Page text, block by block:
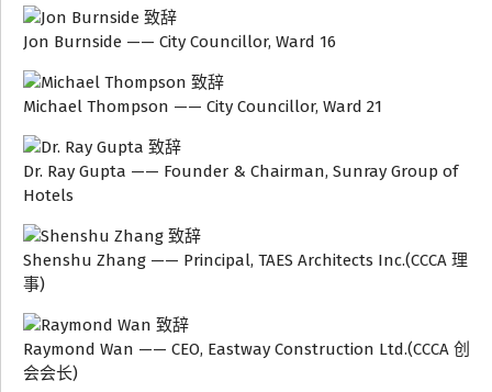
Jon Burnside —— City Councillor, Ward 16
Michael Thompson —— City Councillor, Ward 21
Dr. Ray Gupta —— Founder & Chairman, Sunray Group of
Hotels
Shenshu Zhang —— Principal, TAES Architects Inc.(CCCA 理
事)
Raymond Wan —— CEO, Eastway Construction Ltd.(CCCA 创
会会长)